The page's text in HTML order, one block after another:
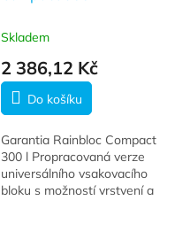
Skladem
2 386,12 Kč
Do košíku
Garantia Rainbloc Compact
300 l Propracovaná verze
universálního vsakovacího
bloku s možností vrstvení a